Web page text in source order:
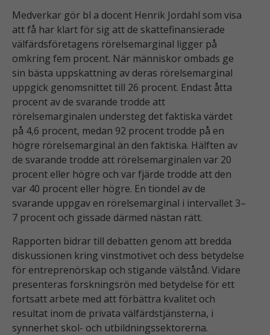
Medverkar gör bl a docent Henrik Jordahl som visa
att få har klart för sig att de skattefinansierade
välfärdsföretagens rörelsemarginal ligger på
omkring fem procent. När människor ombads ge
sin bästa uppskattning av deras rörelsemarginal
uppgick genomsnittet till 26 procent. Endast åtta
procent av de svarande trodde att
rörelsemarginalen understeg det faktiska värdet
på 4,6 procent, medan 92 procent trodde på en
högre rörelsemarginal än den faktiska. Hälften av
de svarande trodde att rörelsemarginalen var 20
procent eller högre och var fjärde trodde att den
var 40 procent eller högre. En tiondel av de
svarande uppgav en rörelsemarginal i intervallet 3–
7 procent och gissade därmed nästan rätt.
Rapporten bidrar till debatten genom att bredda
diskussionen kring vinstmotivet och dess betydelse
för entreprenörskap och stigande välstånd. Vidare
presenteras forskningsrön med betydelse för ett
fortsatt arbete med att förbättra kvalitet och
resultat inom de privata välfärdstjänsterna, i
synnerhet skol- och utbildningssektorerna.